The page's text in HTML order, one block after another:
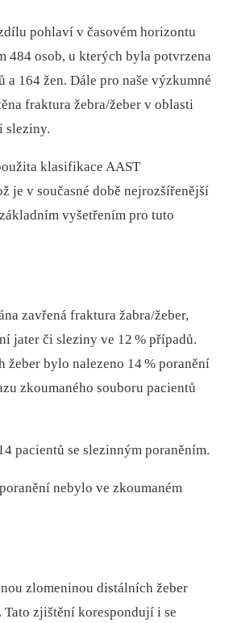
pohlaví v časovém horizontu
484 osob, u kterých byla potvrzena
164 žen. Dále pro naše výzkumné
fraktura žebra/žeber v oblasti
sleziny.
klasifikace AAST
je v současné době nejrozšířenější
vyšetřením pro tuto
zavřená fraktura žabra/žeber,
jater či sle­ziny ve 12 % případů.
bylo nalezeno 14% poranění
zkoumaného souboru pacientů
pacientů se slezinným poraněním.
nebylo ve zkoumaném
zlomeninou distálních žeber
zjištění korespondují i se